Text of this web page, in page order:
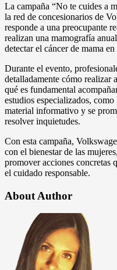
La campaña “No te cuides a
la red de concesionarios de
responde a una preocupante
realizan una mamografía
detectar el cáncer de mama en
Durante el evento,
detalladamente cómo realizar
qué es fundamental
estudios especializados,
material informativo y se
resolver inquietudes.
Con esta campaña,
con el bienestar de las
promover acciones concretas
el cuidado responsable.
About Author